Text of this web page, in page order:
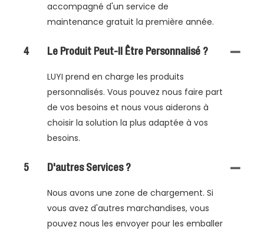
accompagné d'un service de
maintenance gratuit la première année.
4 Le Produit Peut-Il Être Personnalisé ?
LUYI prend en charge les produits
personnalisés. Vous pouvez nous faire part
de vos besoins et nous vous aiderons à
choisir la solution la plus adaptée à vos
besoins.
5 D'autres Services ?
Nous avons une zone de chargement. Si
vous avez d'autres marchandises, vous
pouvez nous les envoyer pour les emballer